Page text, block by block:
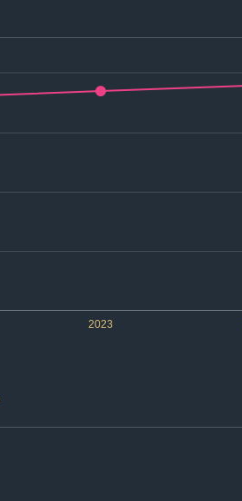
2023